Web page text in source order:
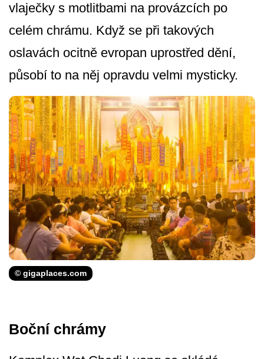
vlaječky s motlitbami na provázcích po
celém chrámu. Když se při takových
oslavách ocitně evropan uprostřed dění,
působí to na něj opravdu velmi mysticky.
© gigaplaces.com
Boční chrámy